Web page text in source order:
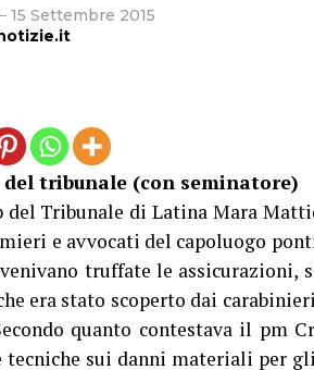
– 15 Settembre 2015
del Tribunale di Latina Mara
e avvocati del capoluogo
truffate le assicurazioni,
era stato scoperto dai
quanto contestava il pm
tecniche sui danni materiali per